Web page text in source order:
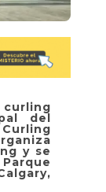
curling
del
y se